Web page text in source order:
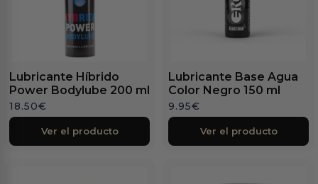
Lubricante Híbrido
Power Bodylube 200 ml
18.50€
Ver el producto
Lubricante Base Agua
Color Negro 150 ml
9.95€
Ver el producto